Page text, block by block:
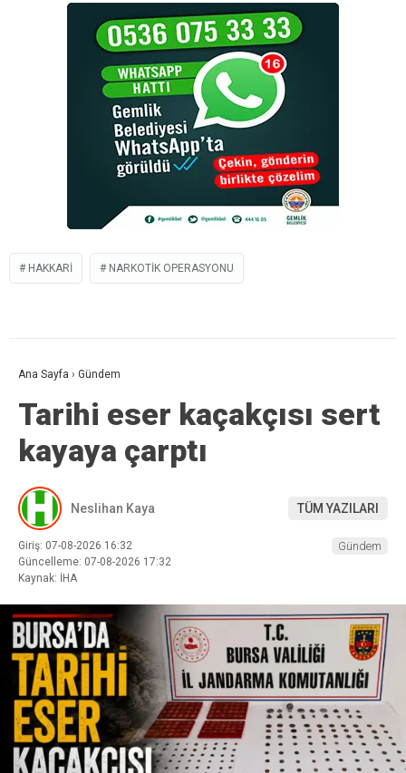
HAKKARI NARKOTIK OPERASYONU
Ana Sayfa › Gündem
Tarihi eser kaçakçısı sert
kayaya çarptı
Neslihan Kaya TÜM YAZILARI
Giriş: 07-08-2026 16:32
Güncelleme: 07-08-2026 17:32
Kaynak: İHA
Gündem